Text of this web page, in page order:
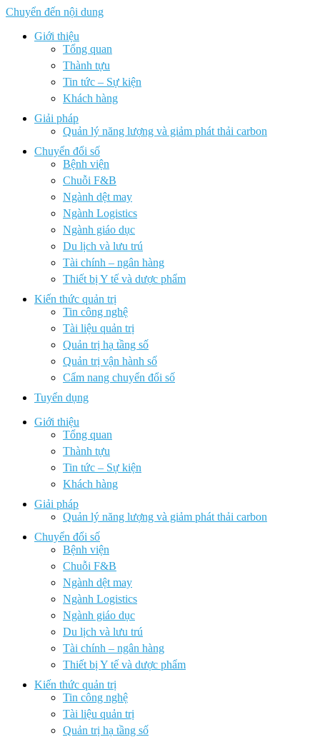
Chuyển đến nội dung
Giới thiệu
Tổng quan
Thành tựu
Tin tức – Sự kiện
Khách hàng
Giải pháp
Quản lý năng lượng và giảm phát thải carbon
Chuyển đổi số
Bệnh viện
Chuỗi F&B
Ngành dệt may
Ngành Logistics
Ngành giáo dục
Du lịch và lưu trú
Tài chính – ngân hàng
Thiết bị Y tế và dược phẩm
Kiến thức quản trị
Tin công nghệ
Tài liệu quản trị
Quản trị hạ tầng số
Quản trị vận hành số
Cẩm nang chuyển đổi số
Tuyển dụng
Giới thiệu
Tổng quan
Thành tựu
Tin tức – Sự kiện
Khách hàng
Giải pháp
Quản lý năng lượng và giảm phát thải carbon
Chuyển đổi số
Bệnh viện
Chuỗi F&B
Ngành dệt may
Ngành Logistics
Ngành giáo dục
Du lịch và lưu trú
Tài chính – ngân hàng
Thiết bị Y tế và dược phẩm
Kiến thức quản trị
Tin công nghệ
Tài liệu quản trị
Quản trị hạ tầng số